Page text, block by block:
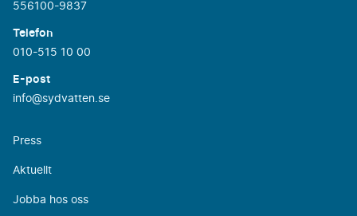
556100-9837
Telefon
010-515 10 00
E-post
info@sydvatten.se
Press
Aktuellt
Jobba hos oss